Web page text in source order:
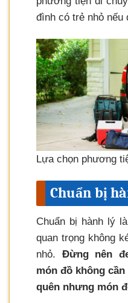
đình có trẻ nhỏ nếu
Lựa chọn phương
Chuẩn bị
Chuẩn bị hành lý
quan trọng không
nhỏ. Đừng nên
món đồ không
quên nhưng món